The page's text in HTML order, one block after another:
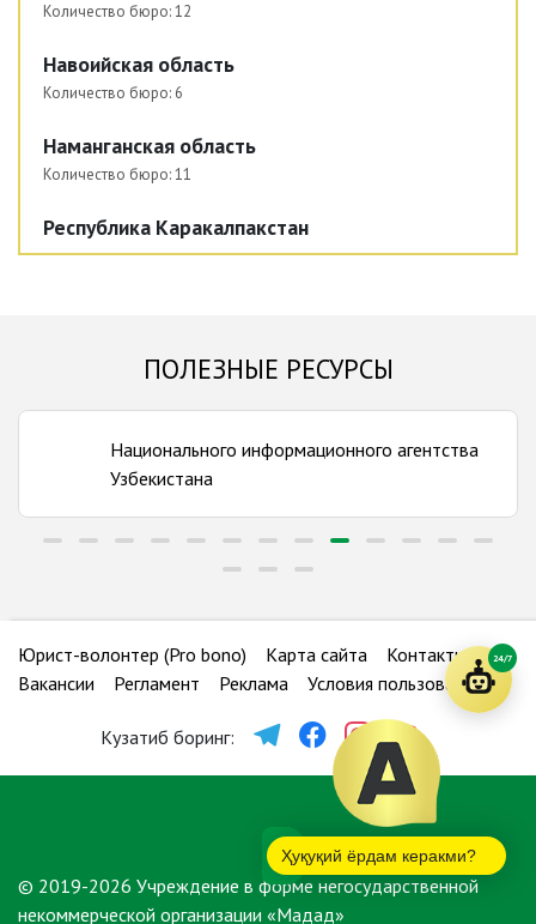
Количество бюро:12
Навоийская область
Количество бюро: 6
Наманганская область
Количество бюро:11
Республика Каракалпакстан
Количество бюро:8
Сырдарьинская область
Количество бюро:17
Количество бюро:9
ПОЛЕЗНЫЕ РЕСУРСЫ
Национального информационного агентства
Узбекистана
Юрист-волонтер (Pro bono) Карта сайта
Контакты
Вакансии
Регламент Реклама Условия пользования
Кузатиб боринг:
© 2019-2026 Учреждение в форме негосударственной
некоммерческой организации «Мадад»
Ҳуқуқий ёрдам керакми?
24/7